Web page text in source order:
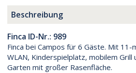
Beschreibung
Finca ID-Nr.: 989
Finca bei Campos für 6 Gäste. Mit 11-
WLAN, Kinderspielplatz, mobilem
Garten mit großer Rasenfläche.